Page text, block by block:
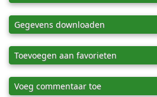
Gegevens downloaden
Toevoegen aan favorieten
Voeg commentaar toe